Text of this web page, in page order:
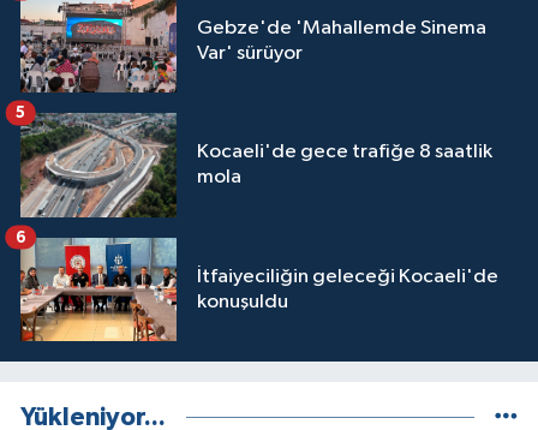
Gebze'de 'Mahallemde Sinema
Var' sürüyor
Kocaeli'de gece trafiğe 8 saatlik
mola
5
İtfaiyeciliğin geleceği Kocaeli'de
konuşuldu
6
Yükleniyor...